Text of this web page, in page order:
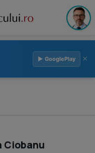
▶ GooglePlay ×
Ciobanu